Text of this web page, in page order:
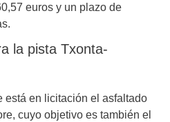
euros y un plazo de
la pista Txonta-
está en licitación el asfaltado
cuyo objetivo es también el